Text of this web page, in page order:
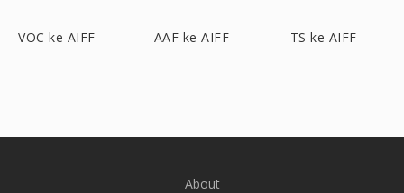
VOC ke AIFF AAF ke AIFF TS ke AIFF
About